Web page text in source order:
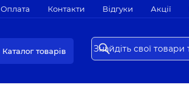
Оплата Контакти Відгуки Акції
Каталог товарів